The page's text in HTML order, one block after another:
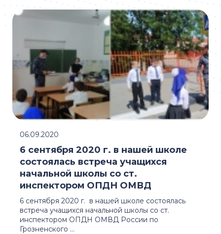
6 сентября 2020 г. в нашей школе состоялась
встреча учащихся начальной школы со ст.
инспектором ОПДН ОМВД России по
Грозненского ...
6 сентября 2020 г. в нашей школе
состоялась встреча учащихся
начальной школы со ст.
инспектором ОПДН ОМВД
06.09.2020